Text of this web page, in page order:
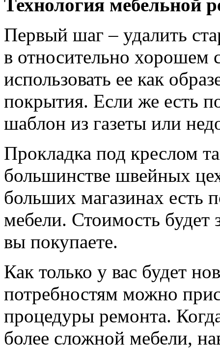
Технология мебельной
Первый шаг – удалить
в относительно хорошем
использовать ее как
покрытия. Если же есть
шаблон из газеты или
Прокладка под креслом
большинстве швейных
больших магазинах есть
мебели. Стоимость будет
вы покупаете.
Как только у вас будет
потребностям можно
процедуры ремонта.
более сложной мебели,